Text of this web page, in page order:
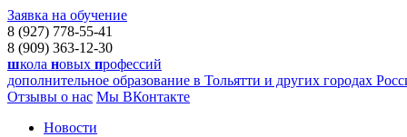
Заявка на обучение
8 (927) 778-55-41
8 (909) 363-12-30
школа новых профессий
дополнительное образование в Тольятти и других городах
Отзывы о нас Мы ВКонтакте
Новости